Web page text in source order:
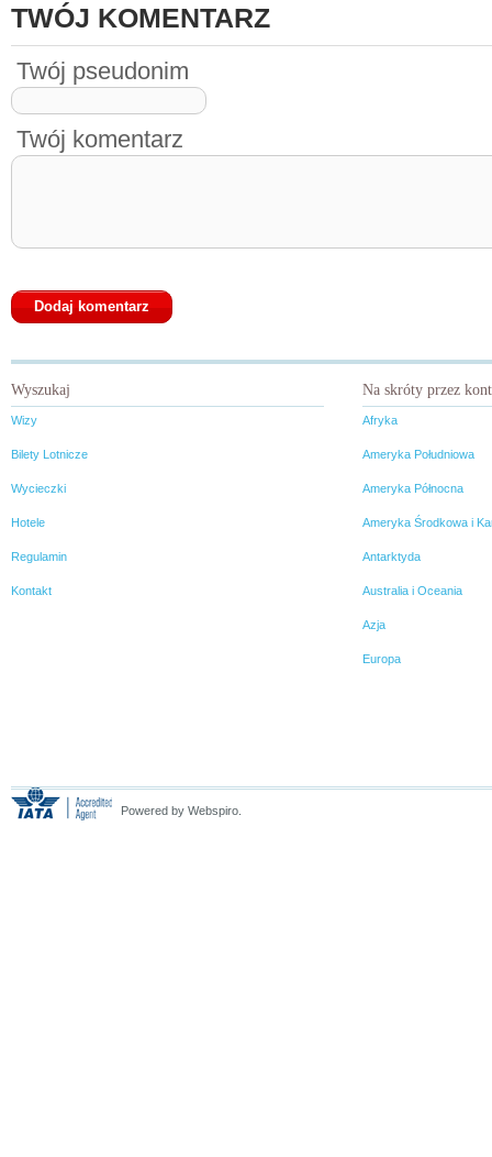
TWÓJ KOMENTARZ
Twój pseudonim
Twój komentarz
Wyszukaj
Wizy
Bilety Lotnicze
Wycieczki
Hotele
Regulamin
Kontakt
Na skróty przez
Afryka
Ameryka Południowa
Ameryka Północna
Ameryka Środkowa i
Antarktyda
Australia i Oceania
Azja
Europa
Powered by Webspiro.